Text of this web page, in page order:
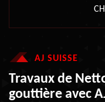
AJ SUISSE
Travaux de
gouttière avec